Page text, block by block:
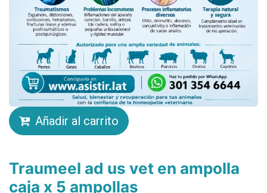
Añadir al carrito
Traumeel ad us vet en ampolla
caja x 5 ampollas